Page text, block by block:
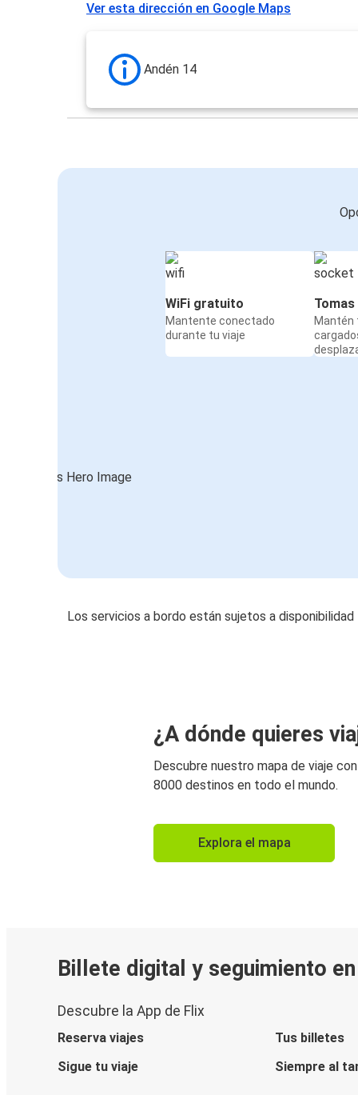
Ver esta dirección en Google Maps
Andén 14
WiFi gratuito
Mantente conectado
durante tu viaje
Mantén
Los servicios a bordo están sujetos a disponibilidad
¿A dónde quieres
Descubre nuestro mapa de viaje
8000 destinos en todo el mundo.
Explora el mapa
Billete digital y seguimiento
Descubre la App de Flix
Reserva viajes
Tus billetes
Sigue tu viaje
Siempre al